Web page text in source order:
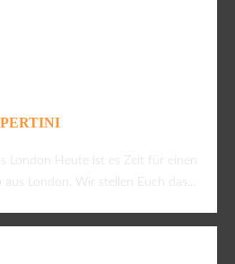
PERTINI
London Heute ist es Zeit für einen
London. Wir stellen Euch das...